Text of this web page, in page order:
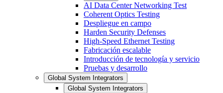
AI Data Center Networking Test
Coherent Optics Testing
Despliegue en campo
Harden Security Defenses
High-Speed Ethernet Testing
Fabricación escalable
Introducción de tecnología y servicio
Pruebas y desarrollo
Global System Integrators
Global System Integrators